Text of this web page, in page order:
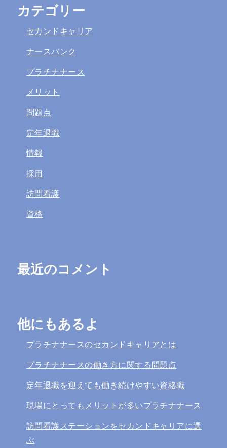
カテゴリー
セカンドキャリア
ナースバンク
プラチナナース
メリット
問題点
定年退職
情報
採用
訪問看護
資格
最近のコメント
他にもあるよ
プラチナナースのセカンドキャリアとは
プラチナナースの働き方に関する問題点
定年退職を迎えても働き続けやすい資格職
現場にとってもメリットが多いプラチナナース
訪問看護ステーションをセカンドキャリアに選
ぶ